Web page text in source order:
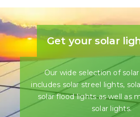
Get your solar
Our wide selection of
includes solar streel lights,
solar flood lights as well as
solar lights.